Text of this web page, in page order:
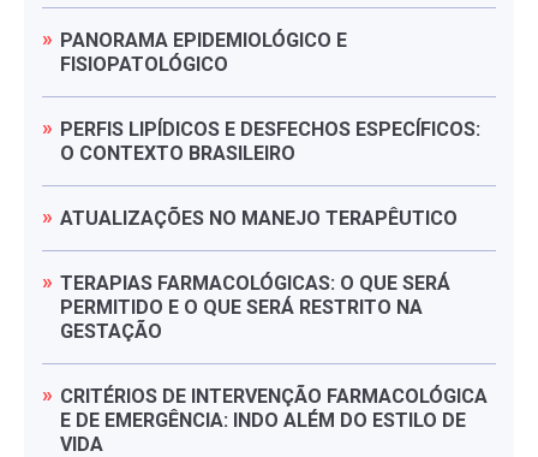
PANORAMA EPIDEMIOLÓGICO E
FISIOPATOLÓGICO
PERFIS LIPÍDICOS E DESFECHOS ESPECÍFICOS:
O CONTEXTO BRASILEIRO
ATUALIZAÇÕES NO MANEJO TERAPÊUTICO
TERAPIAS FARMACOLÓGICAS: O QUE SERÁ
PERMITIDO E O QUE SERÁ RESTRITO NA
GESTAÇÃO
CRITÉRIOS DE INTERVENÇÃO FARMACOLÓGICA
E DE EMERGÊNCIA: INDO ALÉM DO ESTILO DE
VIDA